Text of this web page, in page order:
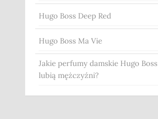
Hugo Boss Deep Red
Hugo Boss Ma Vie
Jakie perfumy damskie Hugo Boss
lubią mężczyźni?